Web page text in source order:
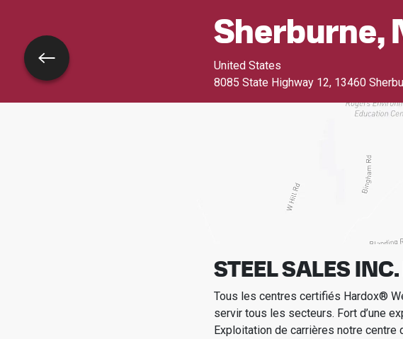
Sherburne,
United States
8085 State Highway 12, 13460
STEEL SALES INC.
Tous les centres certifiés Hardox®
servir tous les secteurs. Fort d’une
Exploitation de carrières notre centre
Retour